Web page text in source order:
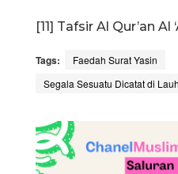
[11] Tafsir Al Qur’an Al
Tags:
Faedah Surat Yasin
Segala Sesuatu Dicatat di